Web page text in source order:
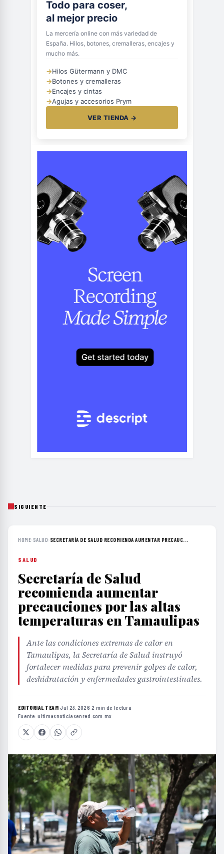
Todo para coser,
al mejor precio
La mercería online con más variedad de
España. Hilos, botones, cremalleras, encajes y
mucho más.
→Hilos Gütermann y DMC
→Botones y cremalleras
→Encajes y cintas
→Agujas y accesorios Prym
VER TIENDA →
SIGUIENTE
HOME› SALUD› SECRETARÍA DE SALUD RECOMIENDA AUMENTAR PRECAUC...
SALUD
Secretaría de Salud
recomienda aumentar
precauciones por las altas
temperaturas en Tamaulipas
Ante las condiciones extremas de calor en
Tamaulipas, la Secretaría de Salud instruyó
fortalecer medidas para prevenir golpes de calor,
deshidratación y enfermedades gastrointestinales.
EDITORIAL TEAM·Jul 23, 2026·2 min de lectura·
Fuente:ultimasnoticiasenred.com.mx